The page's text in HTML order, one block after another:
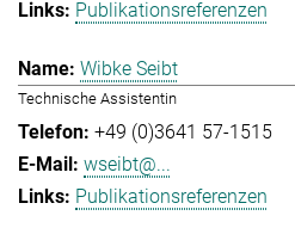
Publikationsreferenzen
Wibke Seibt
Technische Assistentin
+49 (0)3641 57-1515
wseibt@...
Publikationsreferenzen